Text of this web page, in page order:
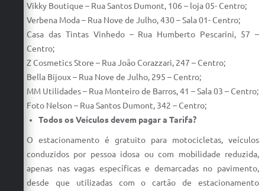
Vikky Boutique – Rua Santos Dumont, 106 – loja 05- Centro;
Verbena Moda – Rua Nove de Julho, 430 – Sala 01- Centro;
Casa das Tintas Vinhedo – Rua Humberto Pescarini, 57 –
Centro;
Z Cosmetics Store – Rua João Corazzari, 247 – Centro;
Bella Bijoux – Rua Nove de Julho, 295 – Centro;
MM Utilidades – Rua Monteiro de Barros, 41 – Sala 03 – Centro;
Foto Nelson – Rua Santos Dumont, 342 – Centro;
Todos os Veículos devem pagar a Tarifa?
O estacionamento é gratuito para motocicletas, veículos
conduzidos por pessoa idosa ou com mobilidade reduzida,
apenas nas vagas específicas e demarcadas no pavimento,
desde que utilizadas com o cartão de estacionamento